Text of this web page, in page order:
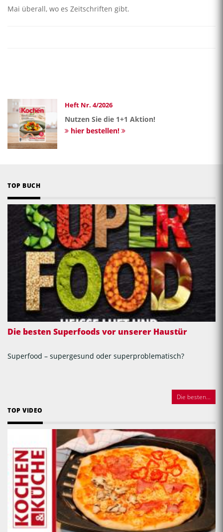
Mai überall, wo es Zeitschriften gibt.
Heft Nr. 4/2026
Nutzen Sie die 1+1 Aktion!
hier bestellen!
TOP BUCH
Die besten Superfoods vor unserer Haustür
Superfood – supergesund oder superproblematisch?
Die besten...
TOP VIDEO